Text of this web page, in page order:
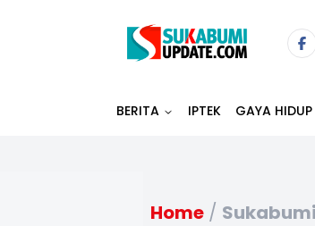
BERITA IPTEK GAYA HIDUP
Home / Sukabumi